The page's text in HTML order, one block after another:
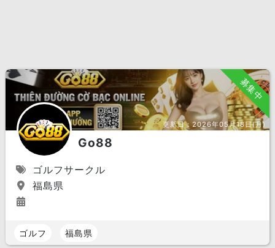
募集中
更新日：2026年05月18日(月)
Go88
ゴルフサークル
福島県
ゴルフ 福島県